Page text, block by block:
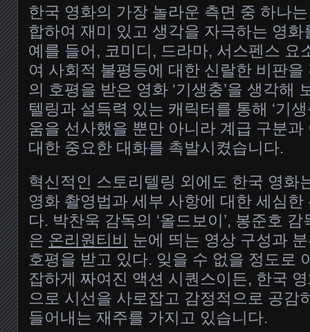
한국 영화의 가장 놀라운 측면 중 하나
합하여 재미 있고 생각을 자극하는 영
예를 들어, 코미디, 드라마, 서스펜스 요
여 사회적 불평등에 대한 신랄한 비판
의 호평을 받은 영화 ‘기생충’을 생각해
텔링과 설득력 있는 캐릭터를 통해 ‘기
움을 선사했을 뿐만 아니라 계급 구분
대한 중요한 대화를 촉발시켰습니다.
혁신적인 스토리텔링 외에도 한국 영화
영화 촬영법과 세부 사항에 대한 세심
다. 박찬욱 감독의 ‘올드보이’, 봉준호 감
은 온리원티비 눈에 띄는 영상 구성과
호평을 받고 있다. 잊을 수 없을 정도로
잡하게 짜여진 액션 시퀀스이든, 한국
으로 시선을 사로잡고 감정적으로 공감
들어내는 재주를 가지고 있습니다.